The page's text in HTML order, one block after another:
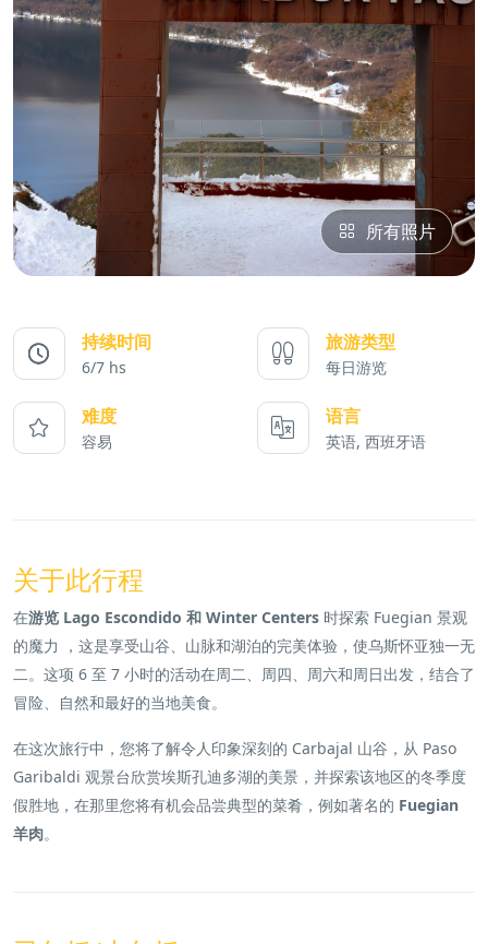
所有照片
持续时间
6/7 hs
旅游类型
每日游览
难度
容易
语言
英语, 西班牙语
关于此行程
在游览 Lago Escondido 和 Winter Centers 时探索 Fuegian 景观
的魔力
，这是享受山谷、山脉和湖泊的完美体验，使乌斯怀亚独一无
二。这项 6 至 7 小时的活动在周二、周四、周六和周日出发，结合了
冒险、自然和最好的当地美食。
在这次旅行中，您将了解令人印象深刻的 Carbajal 山谷，从 Paso
Garibaldi 观景台欣赏埃斯孔迪多湖的美景，并探索该地区的冬季度
假胜地，在那里您将有机会品尝典型的菜肴，例如著名的 Fuegian
羊肉。